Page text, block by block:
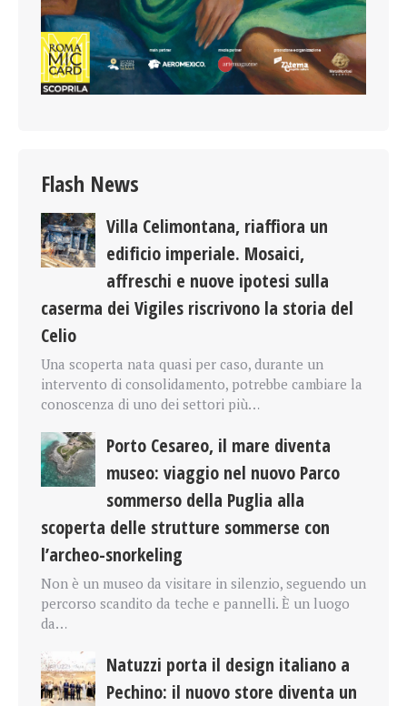
Flash News
Villa Celimontana, riaffiora un
edificio imperiale. Mosaici,
affreschi e nuove ipotesi sulla
caserma dei Vigiles riscrivono la storia del
Celio
Una scoperta nata quasi per caso, durante un
intervento di consolidamento, potrebbe cambiare la
conoscenza di uno dei settori più…
Porto Cesareo, il mare diventa
museo: viaggio nel nuovo Parco
sommerso della Puglia alla
scoperta delle strutture sommerse con
l’archeo-snorkeling
Non è un museo da visitare in silenzio, seguendo un
percorso scandito da teche e pannelli. È un luogo
da…
Natuzzi porta il design italiano a
Pechino: il nuovo store diventa un